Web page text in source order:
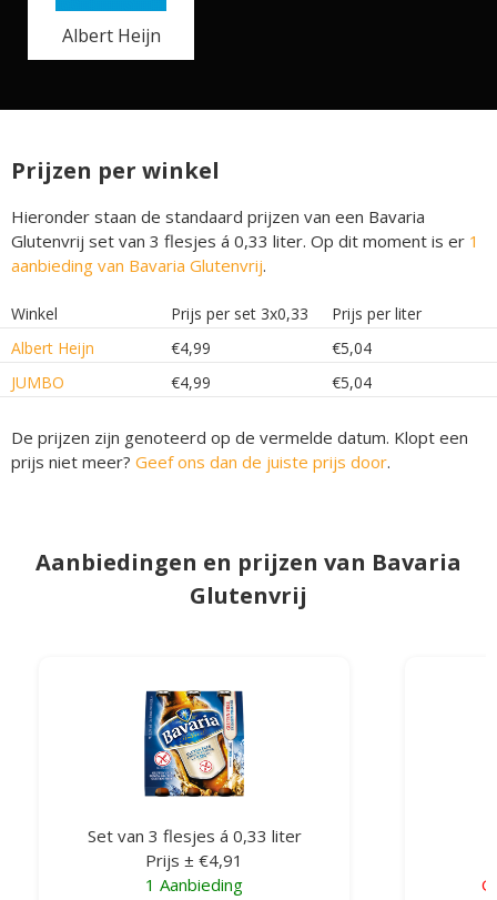
Albert Heijn
Prijzen per winkel
Hieronder staan de standaard prijzen van een Bavaria
Glutenvrij set van 3 flesjes á 0,33 liter. Op dit moment is er 1
aanbieding van Bavaria Glutenvrij.
Winkel Prijs per set 3x0,33
Prijs per liter
Albert Heijn
€4,99
€5,04
JUMBO
€4,99 €5,04
De prijzen zijn genoteerd op de vermelde datum. Klopt een
prijs niet meer? Geef ons dan de juiste prijs door.
Aanbiedingen en prijzen van Bavaria
Glutenvrij
Set van 3 flesjes á 0,33 liter
Prijs ± €4,91
1 Aanbieding